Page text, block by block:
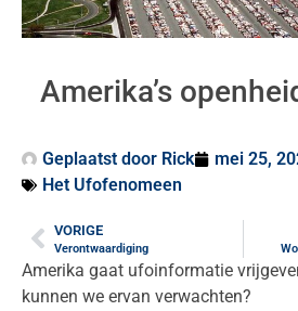
Amerika’s
Geplaatst door Rick mei 25,
Het Ufofenomeen
VORIGE
Verontwaardiging
Amerika gaat ufoinformatie
kunnen we ervan verwachten?